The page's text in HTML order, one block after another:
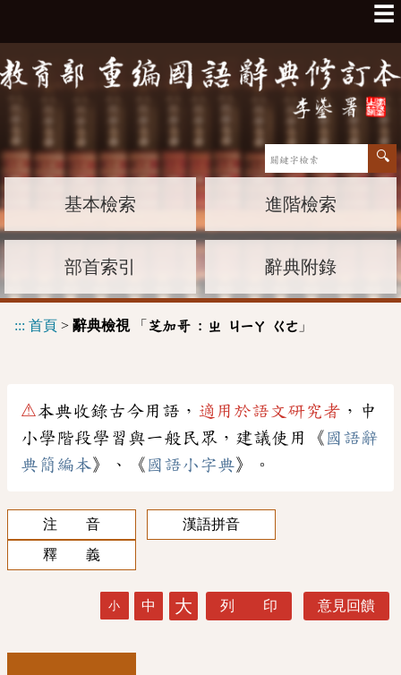
☰
基本檢索 進階檢索
部首索引 辭典附錄
::: 首頁 > 辭典檢視「 芝加哥 : ㄓ ㄐㄧㄚ ㄍㄜ 」
⚠本典收錄古今用語， 適用於語文研究者 ，中
小學階段學習與一般民眾，建議使用《 國語辭
典簡編本》、《 國語小字典》。
注 音
漢語拼音
釋 義
小 中 大 列 印 意見回饋